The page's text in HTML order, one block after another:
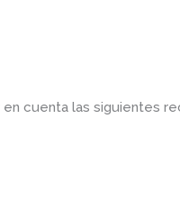
cuenta las siguientes